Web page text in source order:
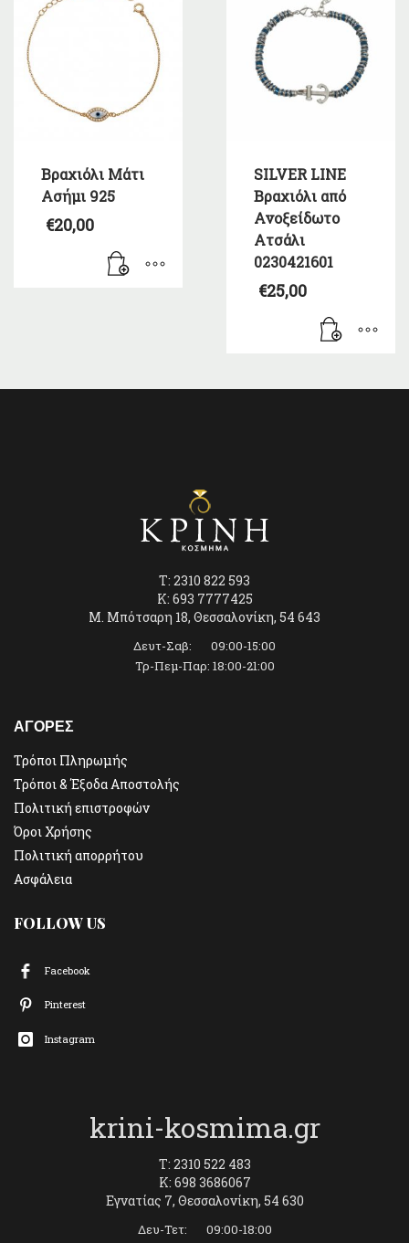
Βραχιόλι Μάτι
Ασήμι 925
€20,00
SILVER LINE
Βραχιόλι από
Ανοξείδωτο
Ατσάλι
0230421601
€25,00
T: 2310 822 593
K: 693 7777425
Μ. Μπότσαρη 18, Θεσσαλονίκη, 54 643
Δευτ-Σαβ: 09:00-15:00
Τρ-Πεμ-Παρ: 18:00-21:00
ΑΓΟΡΕΣ
Τρόποι Πληρωμής
Τρόποι & Έξοδα Αποστολής
Πολιτική επιστροφών
Όροι Χρήσης
Πολιτική απορρήτου
Ασφάλεια
FOLLOW US
Facebook
Pinterest
Instagram
krini-kosmima.gr
T: 2310 522 483
K: 698 3686067
Εγνατίας 7, Θεσσαλονίκη, 54 630
Δευ-Τετ: 09:00-18:00